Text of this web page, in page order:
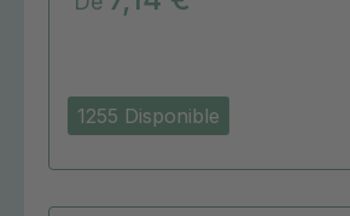
1255 Disponible